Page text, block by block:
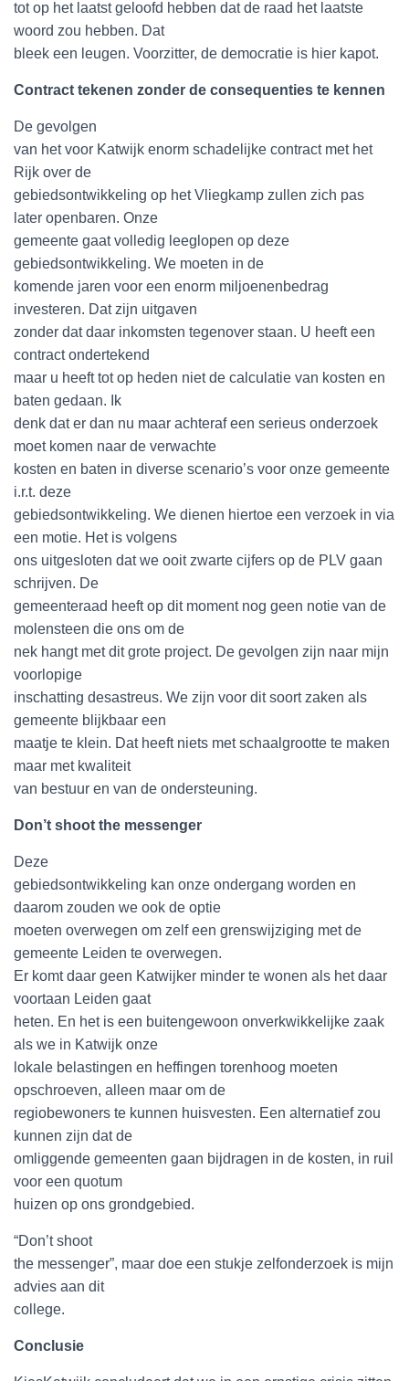
tot op het laatst geloofd hebben dat de raad het laatste
woord zou hebben. Dat
bleek een leugen. Voorzitter, de democratie is hier kapot.
Contract tekenen zonder de consequenties te kennen
De gevolgen
van het voor Katwijk enorm schadelijke contract met het
Rijk over de
gebiedsontwikkeling op het Vliegkamp zullen zich pas
later openbaren. Onze
gemeente gaat volledig leeglopen op deze
gebiedsontwikkeling. We moeten in de
komende jaren voor een enorm miljoenenbedrag
investeren. Dat zijn uitgaven
zonder dat daar inkomsten tegenover staan. U heeft een
contract ondertekend
maar u heeft tot op heden niet de calculatie van kosten en
baten gedaan. Ik
denk dat er dan nu maar achteraf een serieus onderzoek
moet komen naar de verwachte
kosten en baten in diverse scenario’s voor onze gemeente
i.r.t. deze
gebiedsontwikkeling. We dienen hiertoe een verzoek in via
een motie. Het is volgens
ons uitgesloten dat we ooit zwarte cijfers op de PLV gaan
schrijven. De
gemeenteraad heeft op dit moment nog geen notie van de
molensteen die ons om de
nek hangt met dit grote project. De gevolgen zijn naar mijn
voorlopige
inschatting desastreus. We zijn voor dit soort zaken als
gemeente blijkbaar een
maatje te klein. Dat heeft niets met schaalgrootte te maken
maar met kwaliteit
van bestuur en van de ondersteuning.
Don’t shoot the messenger
Deze
gebiedsontwikkeling kan onze ondergang worden en
daarom zouden we ook de optie
moeten overwegen om zelf een grenswijziging met de
gemeente Leiden te overwegen.
Er komt daar geen Katwijker minder te wonen als het daar
voortaan Leiden gaat
heten. En het is een buitengewoon onverkwikkelijke zaak
als we in Katwijk onze
lokale belastingen en heffingen torenhoog moeten
opschroeven, alleen maar om de
regiobewoners te kunnen huisvesten. Een alternatief zou
kunnen zijn dat de
omliggende gemeenten gaan bijdragen in de kosten, in ruil
voor een quotum
huizen op ons grondgebied.
“Don’t shoot
the messenger”, maar doe een stukje zelfonderzoek is mijn
advies aan dit
college.
Conclusie